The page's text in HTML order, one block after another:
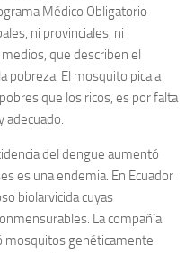
Médico Obligatorio
ni provinciales, ni
que describen el
pobreza. El mosquito pica a
que los ricos, es por falta
adecuado.
del dengue aumentó
es una endemia. En Ecuador
biolarvicida cuyas
La compañía
mosquitos genéticamente